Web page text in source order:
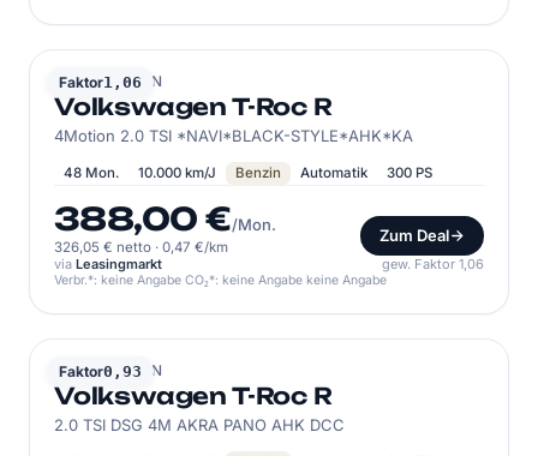
Faktor1,06
VOLKSWAGEN
Volkswagen T-Roc R
4Motion 2.0 TSI *NAVI*BLACK-STYLE*AHK*KA
48 Mon. 10.000 km/J Benzin Automatik 300 PS
388,00 €/Mon.
326,05 € netto · 0,47 €/km
Zum Deal
via Leasingmarkt gew. Faktor 1,06
Verbr.*: keine Angabe CO₂*: keine Angabe keine Angabe
Faktor0,93
VOLKSWAGEN
Volkswagen T-Roc R
2.0 TSI DSG 4M AKRA PANO AHK DCC